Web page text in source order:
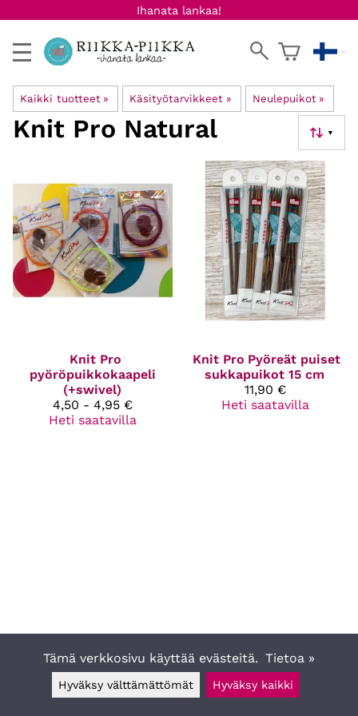
Ihanata lankaa!
Kaikki tuotteet ‪» Käsityötarvikkeet ‪» Neulepuikot ‪»
▼
Knit Pro Natural
Knit Pro
pyöröpuikkokaapeli
(+swivel)
4,50 - 4,95 €
Heti saatavilla
Knit Pro Pyöreät puiset
sukkapuikot 15 cm
11,90 €
Heti saatavilla
Tämä verkkosivu käyttää evästeitä. Tietoa »
Hyväksy välttämättömät Hyväksy kaikki